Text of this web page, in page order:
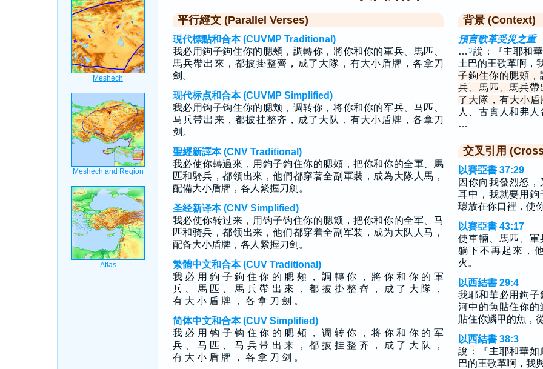
平行經文 (Parallel Verses)
現代標點和合本 (CUVMP Traditional)
我必用鉤子鉤住你的腮頰，調轉你，將你和你的軍兵、馬匹、
馬兵帶出來，都披掛整齊，成了大隊，有大小盾牌，各拿刀
劍。
现代标点和合本 (CUVMP Simplified)
我必用钩子钩住你的腮颊，调转你，将你和你的军兵、马匹、
马兵带出来，都披挂整齐，成了大队，有大小盾牌，各拿刀
剑。
聖經新譯本 (CNV Traditional)
我必使你轉過來，用鉤子鉤住你的腮頰，把你和你的全軍、馬
匹和騎兵，都領出來，他們都穿著全副軍裝，成為大隊人馬，
配備大小盾牌，各人緊握刀劍。
圣经新译本 (CNV Simplified)
我必使你转过来，用钩子钩住你的腮颊，把你和你的全军、马
匹和骑兵，都领出来，他们都穿着全副军装，成为大队人马，
配备大小盾牌，各人紧握刀剑。
繁體中文和合本 (CUV Traditional)
我 必 用 鉤 子 鉤 住 你 的 腮 頰 ， 調 轉 你 ， 將 你 和 你 的 軍
兵 、 馬 匹 、 馬 兵 帶 出 來 ， 都 披 掛 整 齊 ， 成 了 大 隊 ，
有 大 小 盾 牌 ， 各 拿 刀 劍 。
简体中文和合本 (CUV Simplified)
我 必 用 钩 子 钩 住 你 的 腮 颊 ， 调 转 你 ， 将 你 和 你 的 军
兵 、 马 匹 、 马 兵 带 出 来 ， 都 披 挂 整 齐 ， 成 了 大 队 ，
有 大 小 盾 牌 ， 各 拿 刀 剑 。
背景 (Context)
預言歌革受災之重
… 3說：『主耶和
土巴的王歌革啊，
子鉤住你的腮頰
兵、馬匹、馬兵
了大隊，有大小盾
人、古實人和弗人
…
交叉引用
以賽亞書 37:29
因你向我發烈怒
耳中，我就要用
環放在你口裡，使
以賽亞書 43:17
使車輛、馬匹、軍
躺下不再起來，
火。
以西結書 29:4
我耶和華必用鉤子
河中的魚貼住你
貼住你鱗甲的魚，
以西結書 38:3
說：『主耶和華如
巴的王歌革啊，我